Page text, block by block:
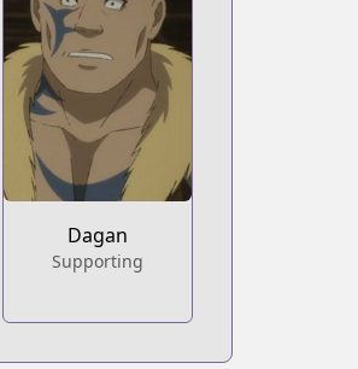
Dagan
Supporting